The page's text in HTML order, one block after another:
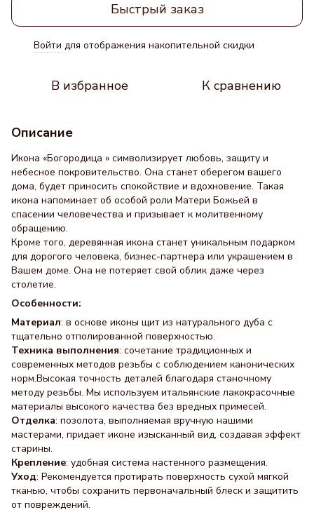
Быстрый заказ
Войти для отображения накопительной скидки
В избранное К сравнению
Описание
Икона «Богородица » символизирует любовь, защиту и
небесное покровительство. Она станет оберегом вашего
дома, будет приносить спокойствие и вдохновение. Такая
икона напоминает об особой роли Матери Божьей в
спасении человечества и призывает к молитвенному
обращению.
Кроме того, деревянная икона станет уникальным подарком
для дорогого человека, бизнес-партнера или украшением в
Вашем доме. Она не потеряет свой облик даже через
столетие.
Особенности:
Материал: в основе иконы щит из натурального дуба с
тщательно отполированной поверхностью.
Техника выполнения: сочетание традиционных и
современных методов резьбы с соблюдением канонических
норм.Высокая точность деталей благодаря станочному
методу резьбы. Мы используем итальянские лакокрасочные
материалы высокого качества без вредных примесей.
Отделка: позолота, выполняемая вручную нашими
мастерами, придает иконе изысканный вид, создавая эффект
старины.
Крепление: удобная система настенного размещения.
Уход: Рекомендуется протирать поверхность сухой мягкой
тканью, чтобы сохранить первоначальный блеск и защитить
от повреждений.